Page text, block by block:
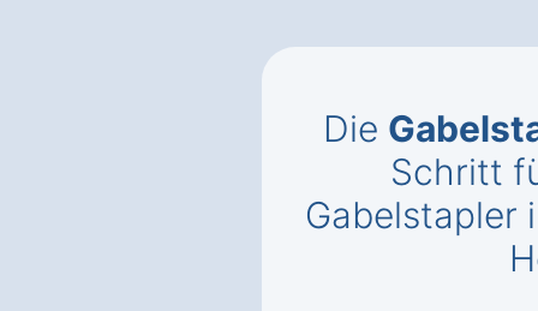
Die
Schritt
Gabelstapler